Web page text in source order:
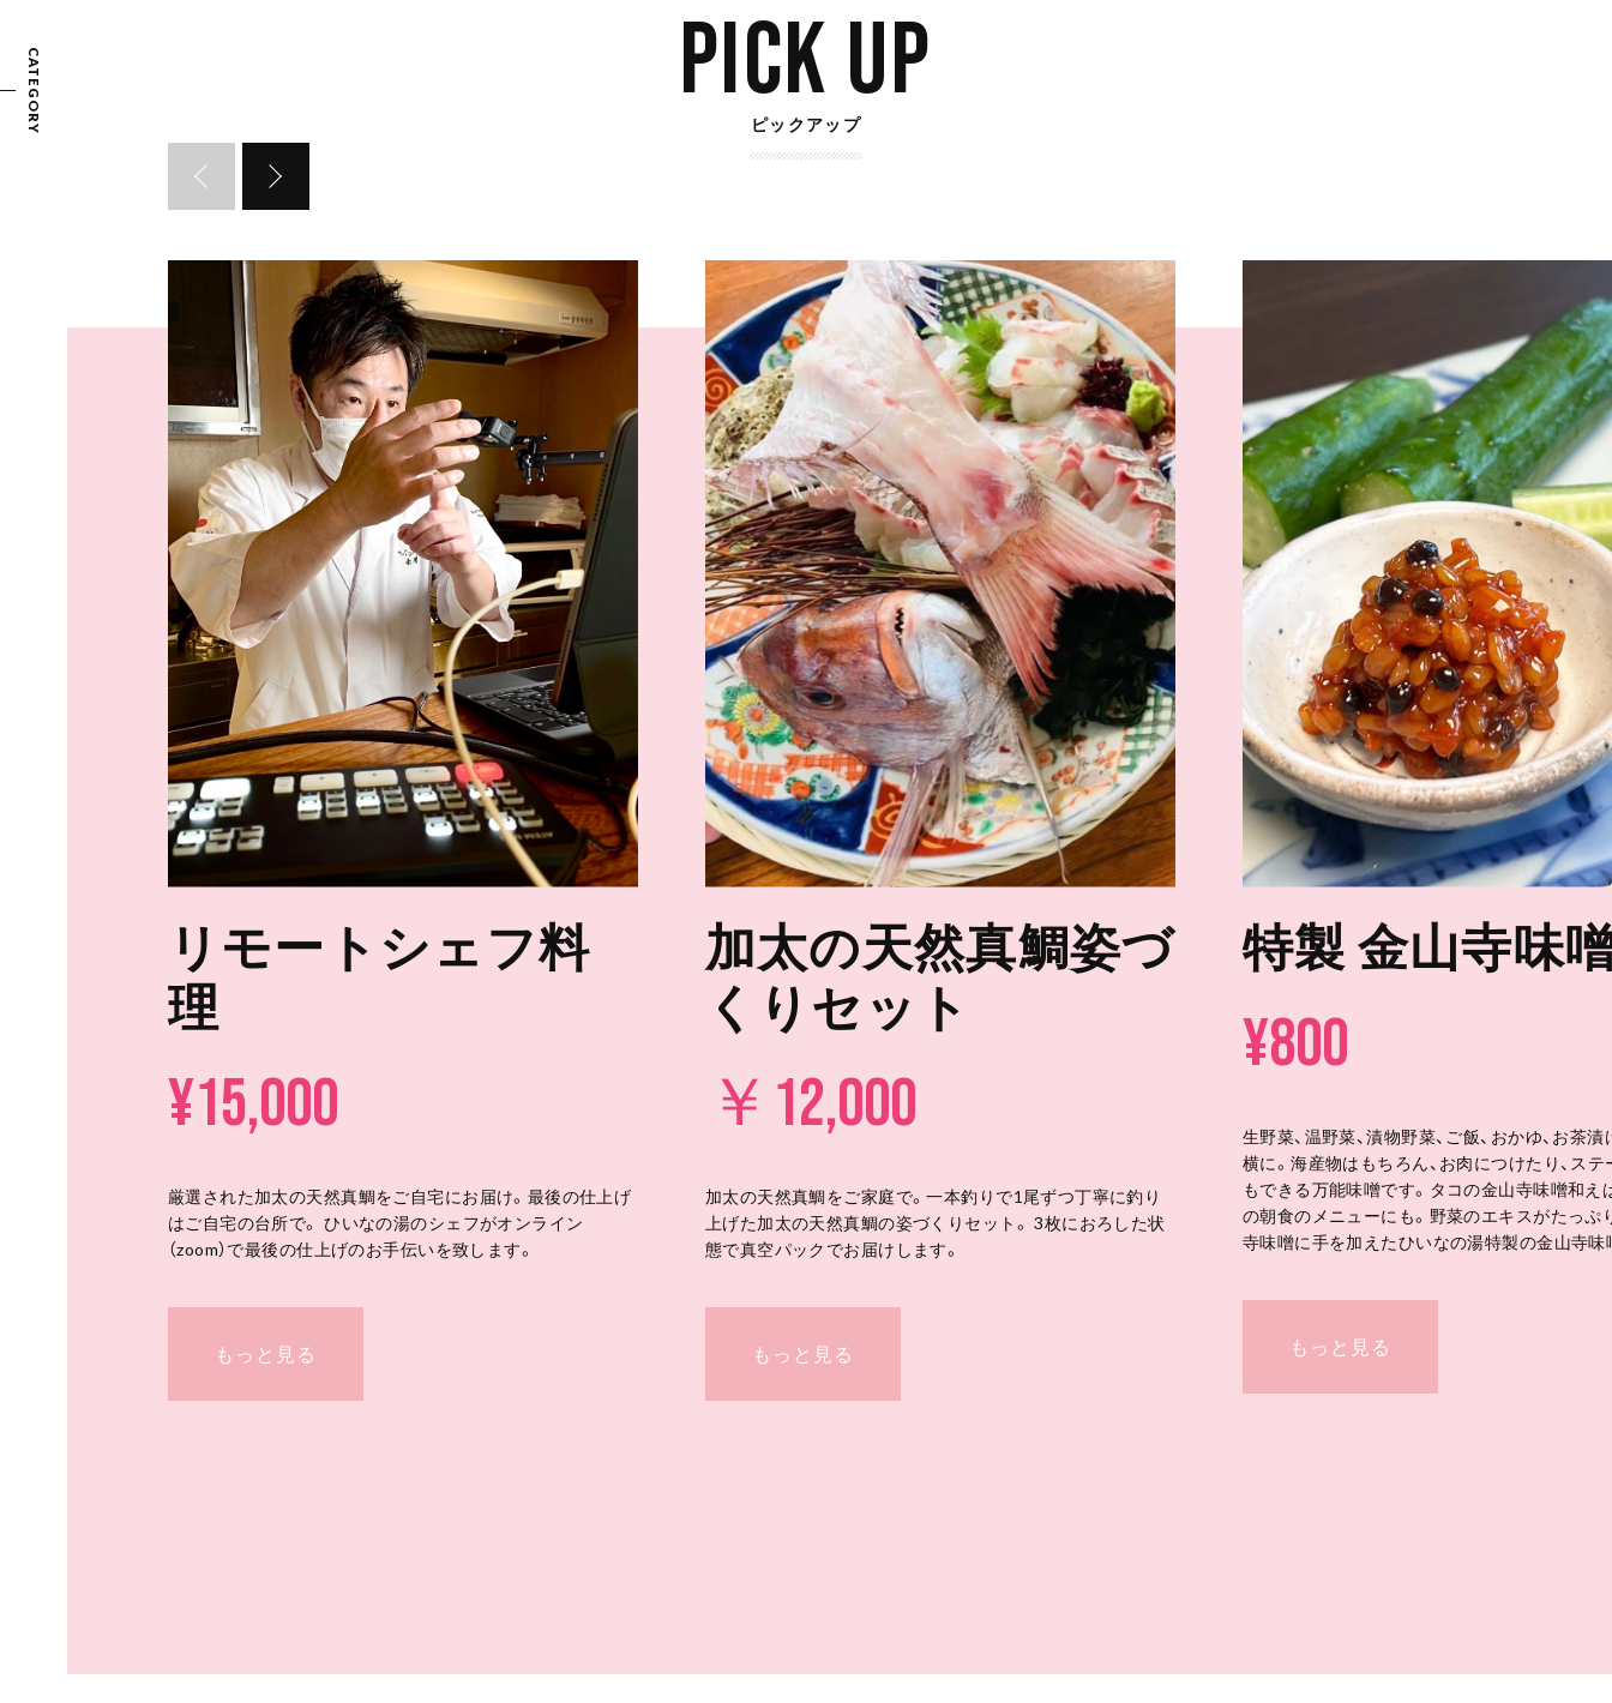
CATEGORY PICK UP
ピックアップ
リモートシェフ料
理
¥15,000
厳選された加太の天然真鯛をご自宅にお届け。最後の仕上げ
はご自宅の台所で。 ひいなの湯のシェフがオンライン
（zoom）で最後の仕上げのお手伝いを致します。
もっと見る
加太の天然真鯛姿づ
くりセット
￥12,000
加太の天然真鯛をご家庭で。一本釣りで1尾ずつ丁寧に釣り
上げた加太の天然真鯛の姿づくりセット。 3枚におろした状
態で真空パックでお届けします。
もっと見る
特製 金山寺味
¥800
生野菜、温野菜、漬物野菜、ご飯、おかゆ、お茶漬
横に。海産物はもちろん、お肉につけたり、ス
もできる万能味噌です。タコの金山寺味噌和え
の朝食のメニューにも。野菜のエキスがたっぷ
寺味噌に手を加えたひいなの湯特製の金山寺味
もっと見る